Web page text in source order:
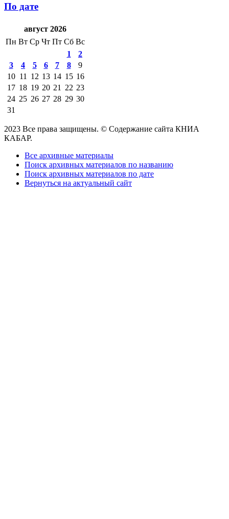
По дате
август 2026
Пн Вт Ср Чт Пт Сб Вс
1
2
3
4 5 6 7 8
9
10 11 12 13 14 15 16
17 18 19 20 21 22 23
24 25 26 27 28 29 30
31
2023 Все права защищены. © Содержание сайта КНИА
КАБАР.
Все архивные материалы
Поиск архивных материалов по названию
Поиск архивных материалов по дате
Вернуться на актуальный сайт